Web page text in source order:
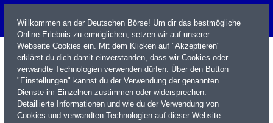
Name / WKN / ISIN / Kürzel
Willkommen an der Deutschen Börse! Um dir das bestmögliche
Online-Erlebnis zu ermöglichen, setzen wir auf unserer
Webseite Cookies ein. Mit dem Klicken auf "Akzeptieren"
erklärst du dich damit einverstanden, dass wir Cookies oder
verwandte Technologien verwenden dürfen. Über den Button
"Einstellungen" kannst du der Verwendung der genannten
Dienste im Einzelnen zustimmen oder widersprechen.
Detaillierte Informationen und wie du der Verwendung von
Cookies und verwandten Technologien auf dieser Website